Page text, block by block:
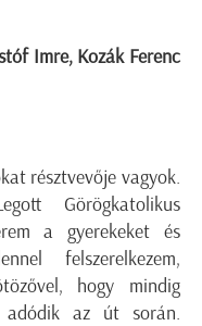
Imre, Kozák Ferenc
résztvevője vagyok.
Görögkatolikus
a gyerekeket és
felszerelkezem,
hogy mindig
az út során.